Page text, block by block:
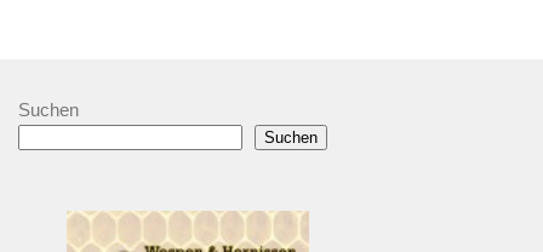
Suchen
Suchen